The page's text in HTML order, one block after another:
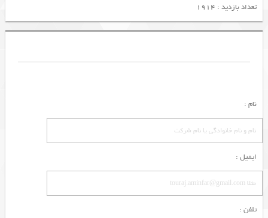
تعداد بازدید : 1914
نام :
ایمیل :
تلفن :